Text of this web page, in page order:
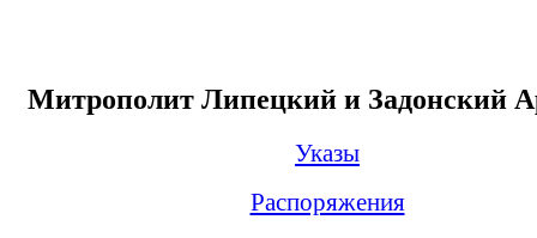
Митрополит Липецкий и Задонский
Указы
Распоряжения